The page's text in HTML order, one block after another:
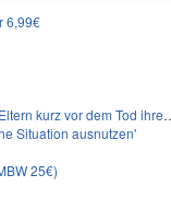
6,99€
vor dem Tod ihrer Mutter
Situation ausnutzen'
25€)